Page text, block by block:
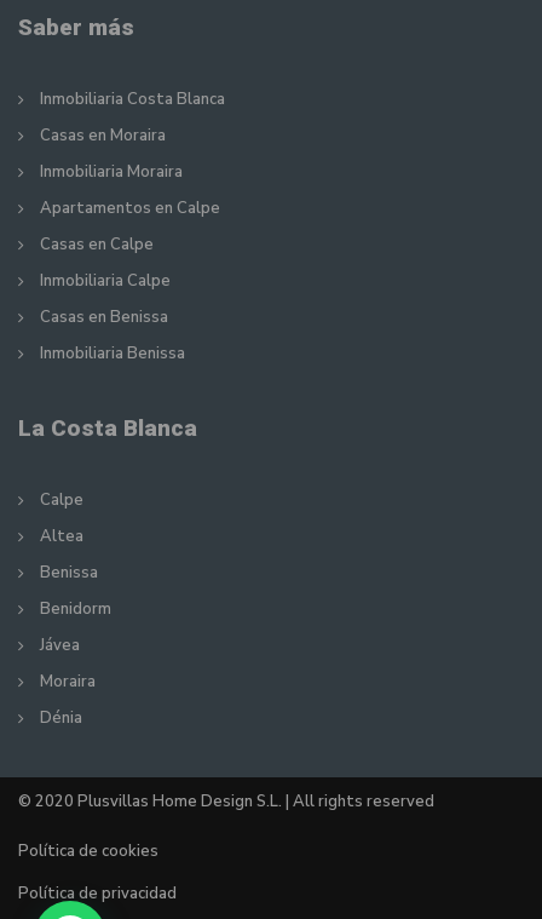
Saber más
Inmobiliaria Costa Blanca
Casas en Moraira
Inmobiliaria Moraira
Apartamentos en Calpe
Casas en Calpe
Inmobiliaria Calpe
Casas en Benissa
Inmobiliaria Benissa
La Costa Blanca
Calpe
Altea
Benissa
Benidorm
Jávea
Moraira
Dénia
© 2020 Plusvillas Home Design S.L. | All rights reserved
Política de cookies
Política de privacidad